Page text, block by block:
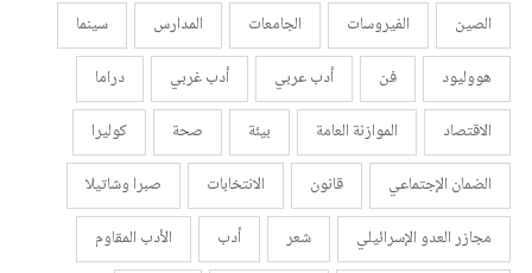
الصين
الفيروسات الجامعات المدارس
سينما
هووليود
فن أدب عربي أدب غربي
دراما
الاقتصاد
الموازنة العامة بيئة صحة
كوليرا
الضمان الإجتماعي
قانون الانتخابات
صبرا وشاتيلا
مجازر العدو الإسرائيلي
شعر أدب
الأدب المقاوم